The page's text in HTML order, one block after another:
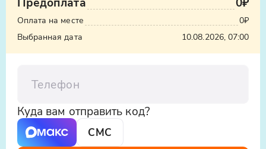
шекспировской трагедии. С балкона
открывается панорама старой Гагры,
моря и гор — идеальное место для
фото. Вы услышите трогательную
связанную с этим местом, и сможете
загадать желание, коснувшись
старинной кладки.
Ж/д станция «Гагра»
Оплата на месте
0₽
Выбранная дата
10.08.2026, 07:00
Куда вам отправить код?
СМС